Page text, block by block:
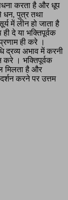
करता है और धूप
धन, पुत्र तथा
में लीन हो जाता है
दे या भक्तिपूर्वक
ही करे ।
द्रव्य अभाव में करनी
करे । भक्तिपूर्वक
मिलता है और
करने पर उत्तम